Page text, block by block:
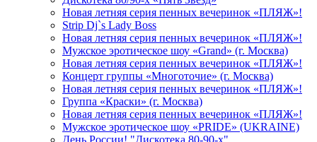
Новая летняя серия пенных вечеринок «ПЛЯЖ»!
Strip Dj`s Lady Boss
Новая летняя серия пенных вечеринок «ПЛЯЖ»!
Мужское эротическое шоу «Grand» (г. Москва)
Новая летняя серия пенных вечеринок «ПЛЯЖ»!
Концерт группы «Многоточие» (г. Москва)
Новая летняя серия пенных вечеринок «ПЛЯЖ»!
Группа «Краски» (г. Москва)
Новая летняя серия пенных вечеринок «ПЛЯЖ»!
Мужское эротическое шоу «PRIDE» (UKRAINE)
День России! "Дискотека 80-90-х"